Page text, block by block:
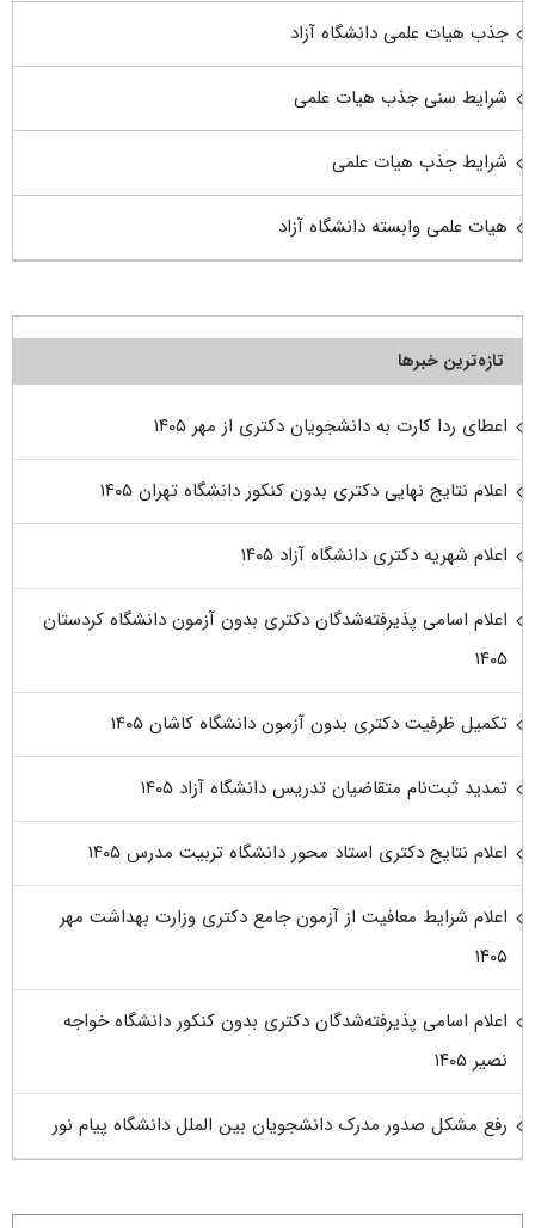
جذب هیات علمی دانشگاه آزاد
شرایط سنی جذب هیات علمی
شرایط جذب هیات علمی
هیات علمی وابسته دانشگاه آزاد
تازه‌ترین خبرها
اعطای ردا کارت به دانشجویان دکتری از مهر ۱۴۰۵
اعلام نتایج نهایی دکتری بدون کنکور دانشگاه تهران ۱۴۰۵
اعلام شهریه دکتری دانشگاه آزاد ۱۴۰۵
اعلام اسامی پذیرفته‌شدگان دکتری بدون آزمون دانشگاه کردستان
۱۴۰۵
تکمیل ظرفیت دکتری بدون آزمون دانشگاه کاشان ۱۴۰۵
تمدید ثبت‌نام متقاضیان تدریس دانشگاه آزاد ۱۴۰۵
اعلام نتایج دکتری استاد محور دانشگاه تربیت مدرس ۱۴۰۵
اعلام شرایط معافیت از آزمون جامع دکتری وزارت بهداشت مهر
۱۴۰۵
اعلام اسامی پذیرفته‌شدگان دکتری بدون کنکور دانشگاه خواجه
نصیر ۱۴۰۵
رفع مشکل صدور مدرک دانشجویان بین الملل دانشگاه پیام نور